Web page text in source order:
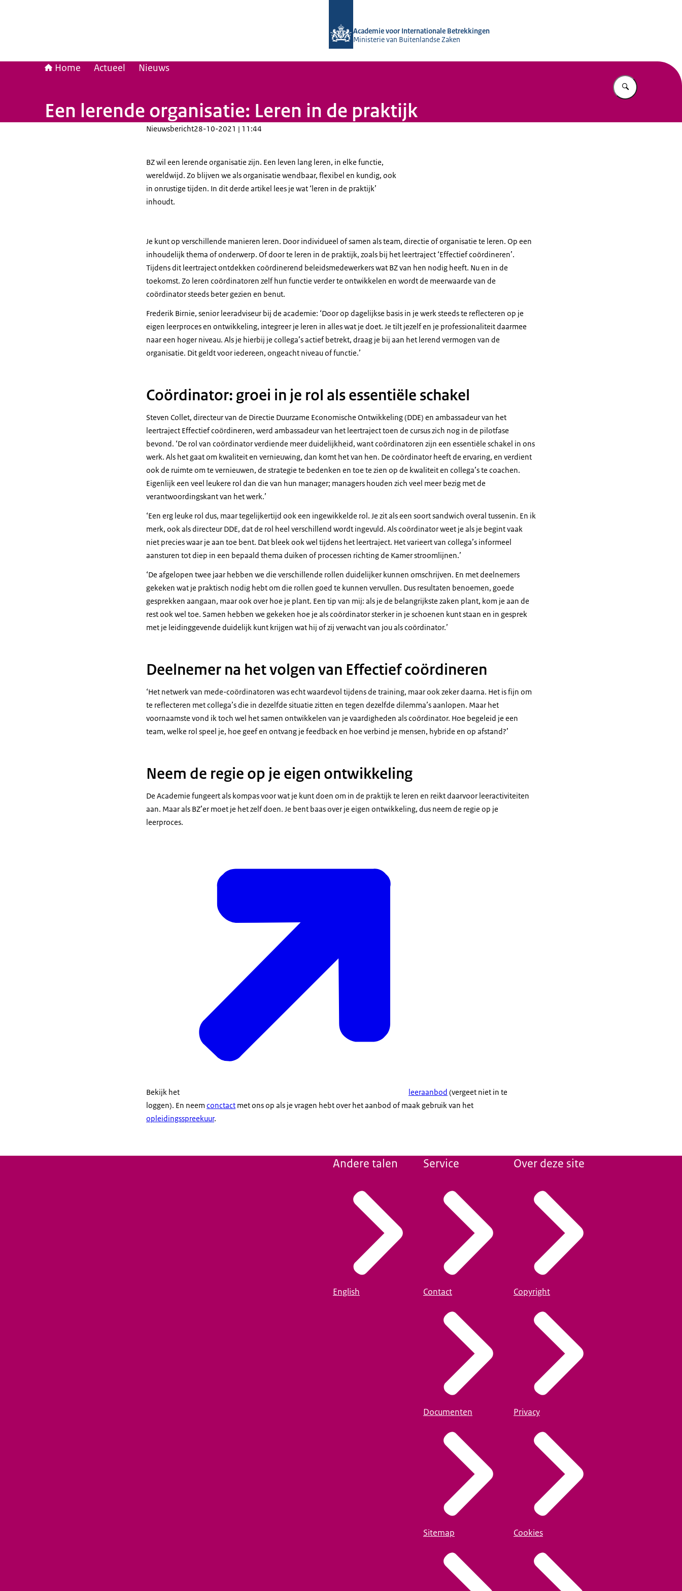
Academie voor Internationale Betrekkingen
Ministerie van Buitenlandse Zaken
Home Actueel Nieuws
Vul in wat u
Een lerende organisatie: Leren in de praktijk
Nieuwsbericht28-10-2021 | 11:44
BZ wil een lerende organisatie zijn. Een leven lang leren, in elke functie,
wereldwijd. Zo blijven we als organisatie wendbaar, flexibel en kundig, ook
in onrustige tijden. In dit derde artikel lees je wat ‘leren in de praktijk’
inhoudt.
Je kunt op verschillende manieren leren. Door individueel of samen als team, directie of organisatie te leren. Op een
inhoudelijk thema of onderwerp. Of door te leren in de praktijk, zoals bij het leertraject ‘Effectief coördineren’.
Tijdens dit leertraject ontdekken coördinerend beleidsmedewerkers wat BZ van hen nodig heeft. Nu en in de
toekomst. Zo leren coördinatoren zelf hun functie verder te ontwikkelen en wordt de meerwaarde van de
coördinator steeds beter gezien en benut.
Frederik Birnie, senior leeradviseur bij de academie: ‘Door op dagelijkse basis in je werk steeds te reflecteren op je
eigen leerproces en ontwikkeling, integreer je leren in alles wat je doet. Je tilt jezelf en je professionaliteit daarmee
naar een hoger niveau. Als je hierbij je collega’s actief betrekt, draag je bij aan het lerend vermogen van de
organisatie. Dit geldt voor iedereen, ongeacht niveau of functie.’
Coördinator: groei in je rol als essentiële schakel
Steven Collet, directeur van de Directie Duurzame Economische Ontwikkeling (DDE) en ambassadeur van het
leertraject Effectief coördineren, werd ambassadeur van het leertraject toen de cursus zich nog in de pilotfase
bevond. ‘De rol van coördinator verdiende meer duidelijkheid, want coördinatoren zijn een essentiële schakel in ons
werk. Als het gaat om kwaliteit en vernieuwing, dan komt het van hen. De coördinator heeft de ervaring, en verdient
ook de ruimte om te vernieuwen, de strategie te bedenken en toe te zien op de kwaliteit en collega’s te coachen.
Eigenlijk een veel leukere rol dan die van hun manager; managers houden zich veel meer bezig met de
verantwoordingskant van het werk.’
‘Een erg leuke rol dus, maar tegelijkertijd ook een ingewikkelde rol. Je zit als een soort sandwich overal tussenin. En ik
merk, ook als directeur DDE, dat de rol heel verschillend wordt ingevuld. Als coördinator weet je als je begint vaak
niet precies waar je aan toe bent. Dat bleek ook wel tijdens het leertraject. Het varieert van collega’s informeel
aansturen tot diep in een bepaald thema duiken of processen richting de Kamer stroomlijnen.’
‘De afgelopen twee jaar hebben we die verschillende rollen duidelijker kunnen omschrijven. En met deelnemers
gekeken wat je praktisch nodig hebt om die rollen goed te kunnen vervullen. Dus resultaten benoemen, goede
gesprekken aangaan, maar ook over hoe je plant. Een tip van mij: als je de belangrijkste zaken plant, kom je aan de
rest ook wel toe. Samen hebben we gekeken hoe je als coördinator sterker in je schoenen kunt staan en in gesprek
met je leidinggevende duidelijk kunt krijgen wat hij of zij verwacht van jou als coördinator.’
Deelnemer na het volgen van Effectief coördineren
‘Het netwerk van mede-coördinatoren was echt waardevol tijdens de training, maar ook zeker daarna. Het is fijn om
te reflecteren met collega’s die in dezelfde situatie zitten en tegen dezelfde dilemma’s aanlopen. Maar het
voornaamste vond ik toch wel het samen ontwikkelen van je vaardigheden als coördinator. Hoe begeleid je een
team, welke rol speel je, hoe geef en ontvang je feedback en hoe verbind je mensen, hybride en op afstand?’
Neem de regie op je eigen ontwikkeling
De Academie fungeert als kompas voor wat je kunt doen om in de praktijk te leren en reikt daarvoor leeractiviteiten
aan. Maar als BZ’er moet je het zelf doen. Je bent baas over je eigen ontwikkeling, dus neem de regie op je
leerproces.
Bekijk het leeraanbod (vergeet niet in te
loggen). En neem conctact met ons op als je vragen hebt over het aanbod of maak gebruik van het
opleidingsspreekuur.
Andere talen
English
Service
Contact
Documenten
Sitemap
Over deze site
Copyright
Privacy
Cookies